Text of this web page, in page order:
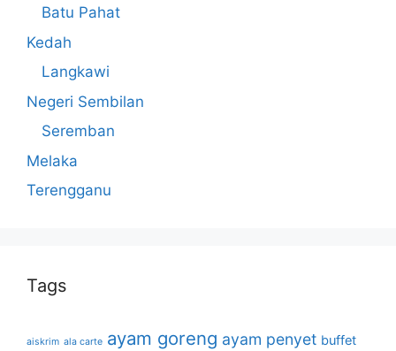
Batu Pahat
Kedah
Langkawi
Negeri Sembilan
Seremban
Melaka
Terengganu
Tags
aiskrim ala carte ayam goreng ayam penyet buffet